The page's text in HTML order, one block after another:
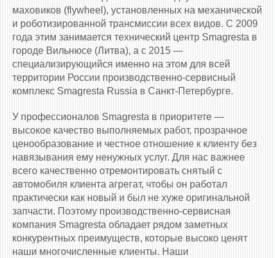
маховиков (flywheel), установленных на механической
и роботизированной трансмиссии всех видов. С 2009
года этим занимается технический центр Smagresta в
городе Вильнюсе (Литва), а с 2015 —
специализирующийся именно на этом для всей
территории России производственно-сервисный
комплекс Smagresta Russia в Санкт-Петербурге.
У профессионалов Smagresta в приоритете —
высокое качество выполняемых работ, прозрачное
ценообразование и честное отношение к клиенту без
навязывания ему ненужных услуг. Для нас важнее
всего качественно отремонтировать снятый с
автомобиля клиента агрегат, чтобы он работал
практически как новый и был не хуже оригинальной
запчасти. Поэтому производственно-сервисная
компания Smagresta обладает рядом заметных
конкурентных преимуществ, которые высоко ценят
наши многочисленные клиенты. Наши